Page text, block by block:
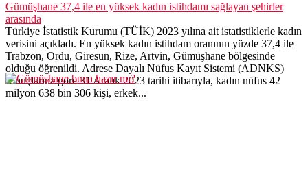
Gümüşhane 37,4 ile en yüksek kadın istihdamı sağlayan şehirler
arasında
Türkiye İstatistik Kurumu (TÜİK) 2023 yılına ait istatistiklerle kadın
verisini açıkladı. En yüksek kadın istihdam oranının yüzde 37,4 ile
Trabzon, Ordu, Giresun, Rize, Artvin, Gümüşhane bölgesinde
olduğu öğrenildi. Adrese Dayalı Nüfus Kayıt Sistemi (ADNKS)
sonuçlarına göre 31 Aralık 2023 tarihi itibarıyla, kadın nüfus 42
milyon 638 bin 306 kişi, erkek...